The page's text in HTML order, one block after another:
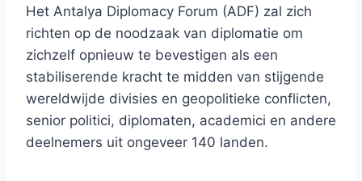
Het Antalya Diplomacy Forum (ADF) zal zich
richten op de noodzaak van diplomatie om
zichzelf opnieuw te bevestigen als een
stabiliserende kracht te midden van stijgende
wereldwijde divisies en geopolitieke conflicten,
senior politici, diplomaten, academici en andere
deelnemers uit ongeveer 140 landen.